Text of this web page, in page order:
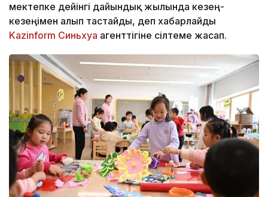
мектепке дейінгі дайындық жылында кезең-
кезеңімен алып тастайды, деп хабарлайды
Kazinform Синьхуа агенттігіне сілтеме жасап.